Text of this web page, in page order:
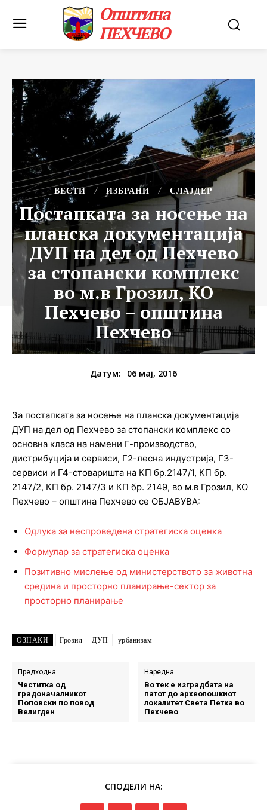
Општина
ПЕХЧЕВО
ВЕСТИ ИЗБРАНИ СЛАЈДЕР
Постапката за носење на
планска документација
ДУП на дел од Пехчево
за стопански комплекс
во м.в Грозил, КО
Пехчево – општина
Пехчево
Датум: 06 мај, 2016
За постапката за носење на планска документација
ДУП на дел од Пехчево за стопански комплекс со
основна класа на намени Г-производство,
дистрибуција и сервиси, Г2-лесна индустрија, Г3-
сервиси и Г4-стоваришта на КП бр.2147/1, КП бр.
2147/2, КП бр. 2147/3 и КП бр. 2149, во м.в Грозил, КО
Пехчево – општина Пехчево се ОБЈАВУВА:
Одлука за неспроведена стратегиска оценка
Формулар за стратегиска оценка
Позитивно мислење од министерството за животна
средина и просторно планирање-сектор за
просторно планирање
ОЗНАКИ Грозил ДУП урбанизам
Предходна
Честитка од
градоначалникот
Поповски по повод
Велигден
Наредна
Во тек е изградбата на
патот до археолошкиот
локалитет Света Петка во
Пехчево
СПОДЕЛИ НА: